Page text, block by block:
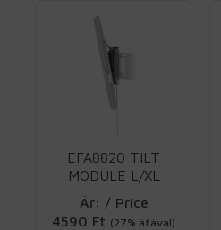
EFA8820 TILT
MODULE L/XL
Vogels
Ár: / Price
4590 Ft (27% áfával)